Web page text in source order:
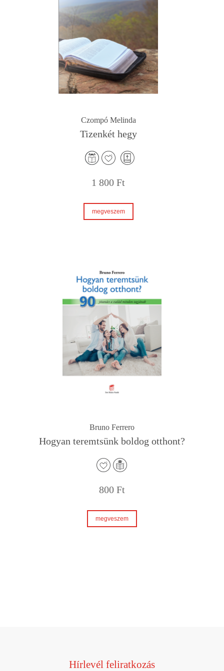
Czompó Melinda
Tizenkét hegy
1 800Ft
megveszem
Bruno Ferrero
Hogyan teremtsünk boldog otthont?
800 Ft
megveszem
Hírlevél feliratkozás